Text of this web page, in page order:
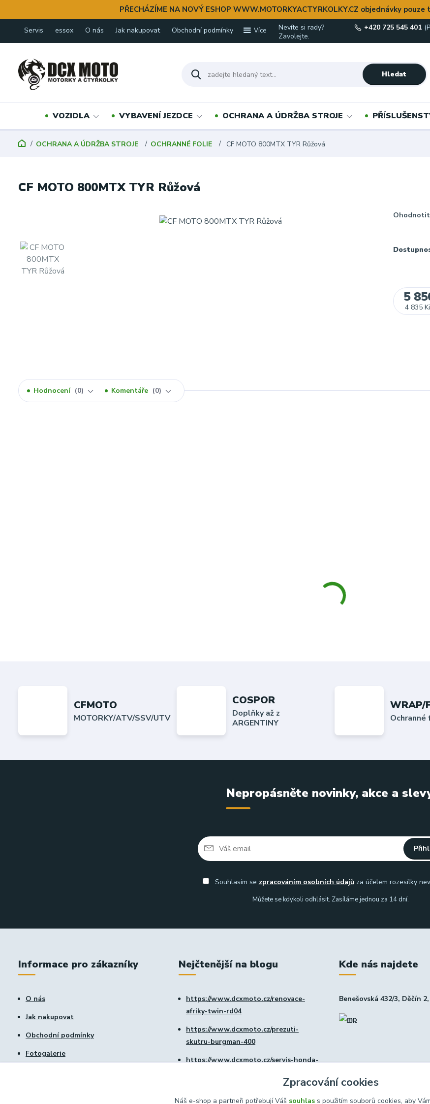
PŘECHÁZÍME NA NOVÝ ESHOP WWW.MOTORKYACTYRKOLKY.CZ objednávky pouze
Servis essox O nás Jak nakupovat Obchodní podmínky Více
Hledat
Nevíte si rady?
Zavolejte.
+420 725 545 401
VOZIDLA VYBAVENÍ JEZDCE OCHRANA A ÚDRŽBA STROJE
OCHRANA A ÚDRŽBA STROJE OCHRANNÉ FOLIE CF MOTO 800MTX TYR Růžová
CF MOTO 800MTX TYR Růžová
5
4 835
Hodnocení 0 Komentáře 0
CFMOTO
MOTORKY/ATV/SSV/UTV
COSPOR
Doplňky až z
ARGENTINY
WRAP/
Ochranné
Nepropásněte novinky, akce a
Souhlasím se zpracováním osobních údajůza účelem rozesílky
Můžete se kdykoli odhlásit. Zasíláme jednou za 14 dní.
Informace pro zákazníky
O nás
Jak nakupovat
Obchodní podmínky
Fotogalerie
Nejčtenější na blogu
https://www.dcxmoto.cz/renovace-
afriky-twin-rd04
https://www.dcxmoto.cz/prezuti-
skutru-burgman-400
https://www.dcxmoto.cz/servis-honda-
https://www.dcxmoto.cz/nova-dilna
Kde nás najdete
Benešovská 432/3, Děčín
Zpracování cookies
Náš e-shop a partneři potřebují Váš souhlass použitím souborů cookies, aby